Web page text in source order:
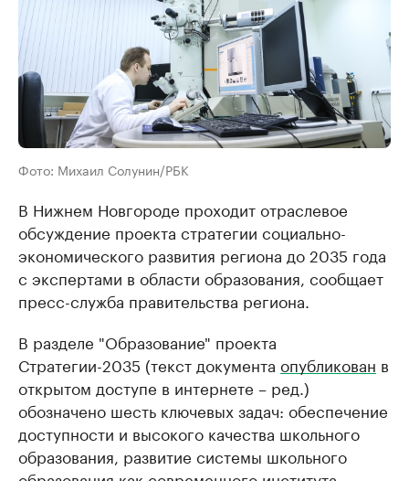
Фото: Михаил Солунин/РБК
В Нижнем Новгороде проходит отраслевое
обсуждение проекта стратегии социально-
экономического развития региона до 2035 года
с экспертами в области образования, сообщает
пресс-служба правительства региона.
В разделе "Образование" проекта
Стратегии-2035 (текст документа опубликован в
открытом доступе в интернете – ред.)
обозначено шесть ключевых задач: обеспечение
доступности и высокого качества школьного
образования, развитие системы школьного